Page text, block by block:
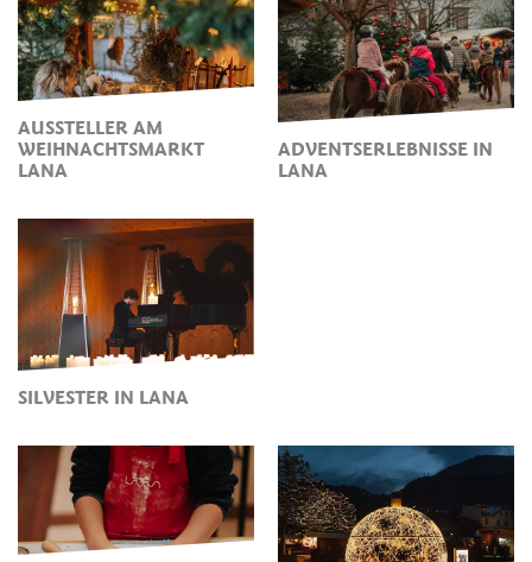
AUSSTELLER AM
WEIHNACHTSMARKT
LANA
ADVENTSERLEBNISSE IN
LANA
SILVESTER IN LANA